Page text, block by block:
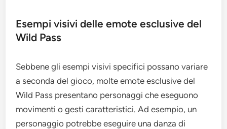
Esempi visivi delle emote esclusive del
Wild Pass
Sebbene gli esempi visivi specifici possano variare
a seconda del gioco, molte emote esclusive del
Wild Pass presentano personaggi che eseguono
movimenti o gesti caratteristici. Ad esempio, un
personaggio potrebbe eseguire una danza di